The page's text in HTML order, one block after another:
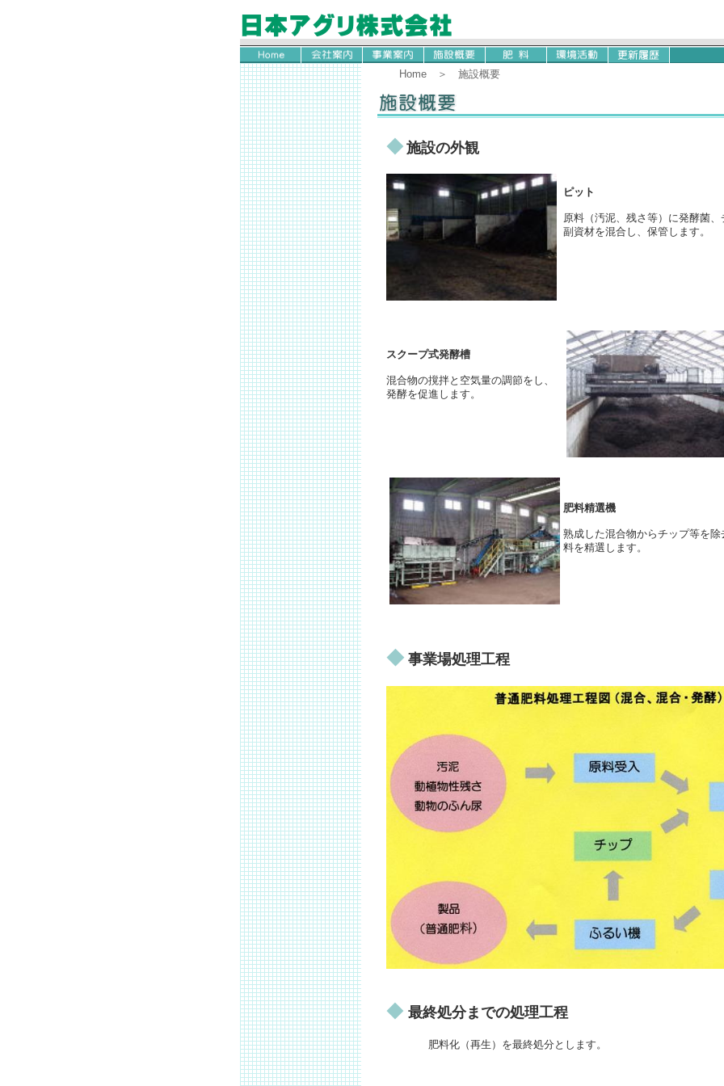
Home ＞ 施設概要
◆ 施設の外観
ピット
原料（汚泥、残さ等）に発酵菌、
副資材を混合し、保管します。
スクープ式発酵槽
混合物の撹拌と空気量の調節をし、
発酵を促進します。
肥料精選機
熟成した混合物からチップ等を除
料を精選します。
◆ 事業場処理工程
◆ 最終処分までの処理工程
肥料化（再生）を最終処分とします。